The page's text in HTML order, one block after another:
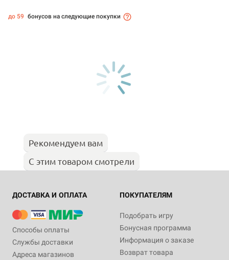
до 59 бонусов на следующие покупки
Рекомендуем вам
С этим товаром смотрели
ДОСТАВКА И ОПЛАТА
Способы оплаты
Службы доставки
Адреса магазинов
ПОКУПАТЕЛЯМ
Подобрать игру
Бонусная программа
Информация о заказе
Возврат товара